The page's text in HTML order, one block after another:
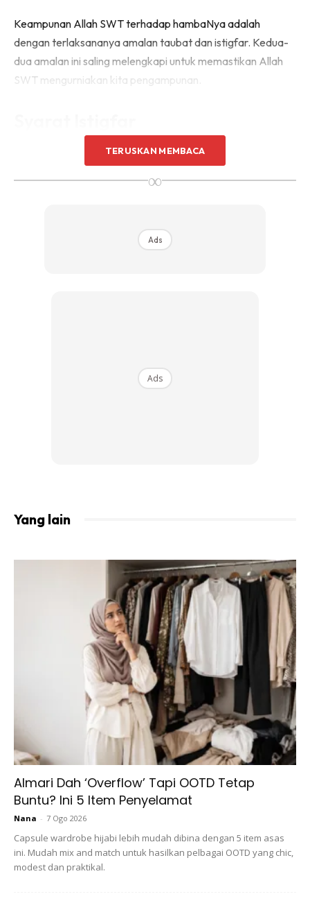
Keampunan Allah SWT terhadap hambaNya adalah
dengan terlaksananya amalan taubat dan istigfar. Kedua-
dua amalan ini saling melengkapi untuk memastikan Allah
SWT mengurniakan kita pengampunan.
Syarat untuk istigfar, seseorang haruslah meninggalkan
maksiat yang dilakukan dengan menyesali segala
berbuat amal kebajikan seperti bersedekah, memberi
makan kepada fakir miskin dan lain-lain. Mohon maaf dan
Setelah selesai berwuduk.
Sesudah membaca tahiyat (tasyahud akhir).
Ketika hendak meninggalkan sesuatu majlis.
5 Jenis Istigfar Dan Waktu Yang
Dianjurkan
Lafaz Istigfar
Lafaz istigfar umum adalah seperti berikut:
TERUSKAN MEMBACA
∞
Ads
Ads
Yang lain
Almari Dah ‘Overflow’ Tapi OOTD Tetap
Buntu? Ini 5 Item Penyelamat
Nana - 7 Ogo 2026
Capsule wardrobe hijabi lebih mudah dibina dengan 5 item asas
ini. Mudah mix and match untuk hasilkan pelbagai OOTD yang chic,
modest dan praktikal.